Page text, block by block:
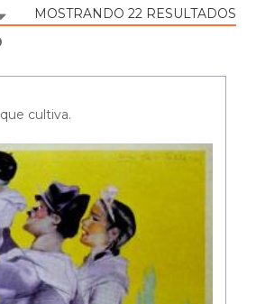
MOSTRANDO 22 RESULTADOS
cultiva.